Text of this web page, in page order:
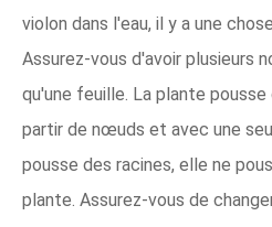
violon dans l'eau, il y a une
Assurez-vous d'avoir plusieurs
qu'une feuille. La plante
partir de nœuds et avec une
pousse des racines, elle ne
plante. Assurez-vous de